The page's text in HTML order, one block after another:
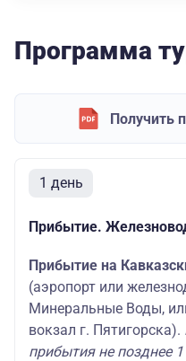
Программа
Получить
1 день
Прибытие.
Прибытие на
(аэропорт или
Минеральные Воды,
вокзал г. Пятигорска).
прибытия не позднее